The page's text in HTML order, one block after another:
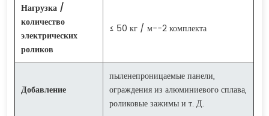
Нагрузка /
количество
электрических
роликов
≤ 50 кг / м--2 комплекта
Добавление
пыленепроницаемые панели,
ограждения из алюминиевого сплава,
роликовые зажимы и т. Д.